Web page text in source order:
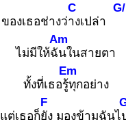
ของเธอช่างว่าง
C
เปล่า
ไม่มีให้ฉัน
Am
ในสายตา
ทั้งที่เธอรู้ทุ
Em
กอย่าง
แต่เธอก็ยัง
F
มองข้ามฉันไ